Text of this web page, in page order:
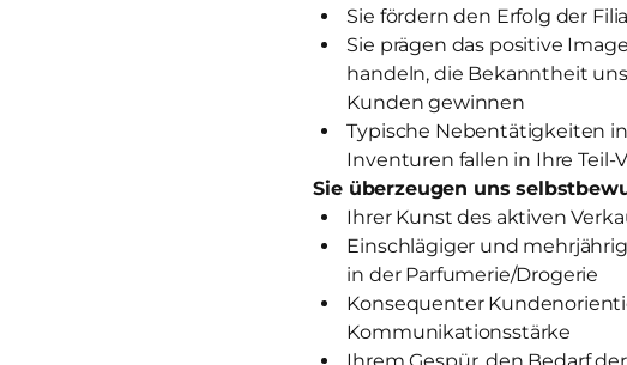
Sie fördern den Erfolg der
Sie prägen das positive
handeln, die Bekanntheit
Kunden gewinnen
Typische Nebentätigkeiten
Inventuren fallen in Ihre Teil-
Sie überzeugen uns
Ihrer Kunst des aktiven
Einschlägiger und
in der Parfumerie/Drogerie
Konsequenter
Kommunikationsstärke